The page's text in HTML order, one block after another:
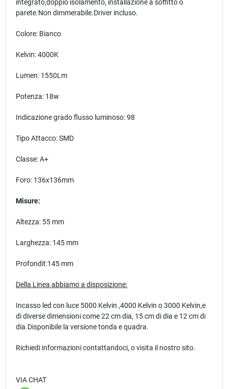
integrato,doppio isolamento, installazione a soffitto o
parete.Non dimmerabile.Driver incluso.
Colore: Bianco
Kelvin: 4000K
Lumen: 1550Lm
Potenza: 18w
Indicazione grado flusso luminoso: 98
Tipo Attacco: SMD
Classe: A+
Foro: 136x136mm
Misure:
Altezza: 55 mm
Larghezza: 145 mm
Profondit:145 mm
Della Linea abbiamo a disposizione:
Incasso led con luce 5000 Kelvin ,4000 Kelvin o 3000 Kelvin,e
di diverse dimensioni come 22 cm dia, 15 cm di dia e 12 cm di
dia.Disponibile la versione tonda e quadra.
Richiedi informazioni contattandoci, o visita il nostro sito.
VIA CHAT